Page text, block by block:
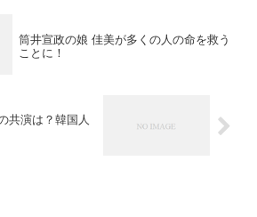
筒井宣政の娘 佳美が多くの人の命を救う
ことに！
共演は？韓国人